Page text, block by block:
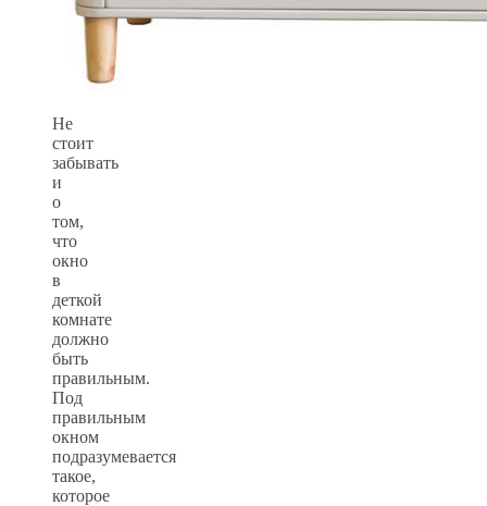
Не
стоит
забывать
и
о
том,
что
окно
в
деткой
комнате
должно
быть
правильным.
Под
правильным
окном
подразумевается
такое,
которое